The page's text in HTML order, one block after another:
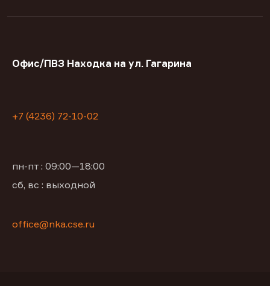
Офис/ПВЗ Находка на ул. Гагарина
+7 (4236) 72-10-02
пн-пт : 09:00—18:00
сб, вс : выходной
office@nka.cse.ru